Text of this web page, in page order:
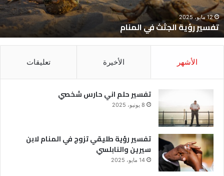
12 مايو، 2025
تفسير رؤية الجثث في المنام
الأشهر الأخيرة تعليقات
تفسير حلم اني حارس شخصي
8 يونيو، 2025
تفسير رؤية طليقي تزوج في المنام لابن
سيرين والنابلسي
14 مايو، 2025